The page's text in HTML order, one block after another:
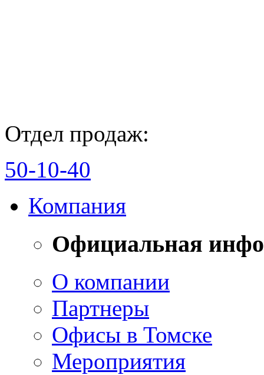
Отдел продаж:
50-10-40
Компания
Официальная
О компании
Партнеры
Офисы в Томске
Мероприятия